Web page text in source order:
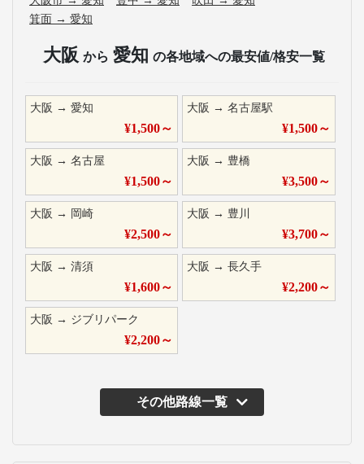
箕面 → 愛知
大阪 から 愛知 の各地域への最安値/格安一覧
大阪 → 愛知
¥1,500～
大阪 →名古屋駅
¥1,500～
大阪 → 名古屋
¥1,500～
大阪 → 豊橋
¥3,500～
大阪 → 岡崎
¥2,500～
大阪 → 豊川
¥3,700～
大阪 → 清須
¥1,600～
大阪 →長久手
¥2,200～
大阪 → ジブリパーク
¥2,200～
その他路線一覧